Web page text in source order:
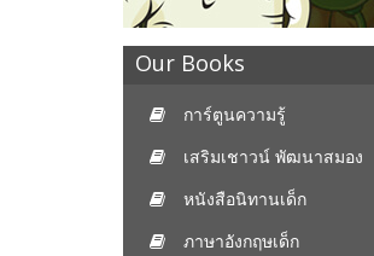
Our Books
การ์ตูนความรู้
เสริมเชาวน์ พัฒนาสมอง
หนังสือนิทานเด็ก
ภาษาอังกฤษเด็ก